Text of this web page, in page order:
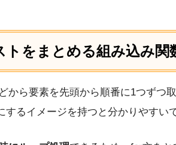
をまとめる組み込み関
から要素を先頭から順番に1つず
るイメージを持つと分かりやすい